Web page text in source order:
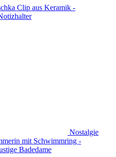
Clip aus Keramik -
Nostalgie
mit Schwimmring -
Badedame